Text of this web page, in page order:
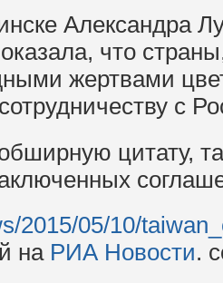
Александра
что
жертвами
с
цитату,
2015/05/10/
на РИА Новости.